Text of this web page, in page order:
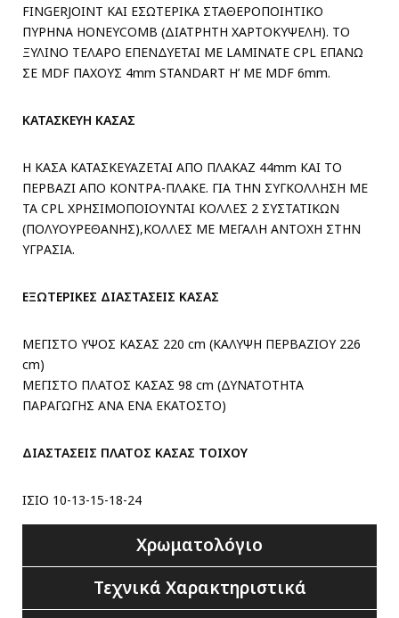
FINGERJOINT ΚΑΙ ΕΣΩΤΕΡΙΚΑ ΣΤΑΘΕΡΟΠΟΙΗΤΙΚΟ
ΠΥΡΗΝΑ HONEYCOMB (ΔΙΑΤΡΗΤΗ ΧΑΡΤΟΚΥΨΕΛΗ). ΤΟ
ΞΥΛΙΝΟ ΤΕΛΑΡΟ ΕΠΕΝΔΥΕΤΑΙ ΜΕ LAMINATE CPL ΕΠΑΝΩ
ΣΕ MDF ΠΑΧΟΥΣ 4mm STANDART H’ ME MDF 6mm.
ΚΑΤΑΣΚΕΥΗ ΚΑΣΑΣ
Η ΚΑΣΑ ΚΑΤΑΣΚΕΥΑΖΕΤΑΙ ΑΠΟ ΠΛΑΚΑΖ 44mm ΚΑΙ ΤΟ
ΠΕΡΒΑΖΙ ΑΠΟ ΚΟΝΤΡΑ-ΠΛΑΚΕ. ΓΙΑ ΤΗΝ ΣΥΓΚΟΛΛΗΣΗ ΜΕ
ΤΑ CPL ΧΡΗΣΙΜΟΠΟΙΟΥΝΤΑΙ ΚΟΛΛΕΣ 2 ΣΥΣΤΑΤΙΚΩΝ
(ΠΟΛΥΟΥΡΕΘΑΝΗΣ),ΚΟΛΛΕΣ ΜΕ ΜΕΓΑΛΗ ΑΝΤΟΧΗ ΣΤΗΝ
ΥΓΡΑΣΙΑ.
ΕΞΩΤΕΡΙΚΕΣ ΔΙΑΣΤΑΣΕΙΣ ΚΑΣΑΣ
ΜΕΓΙΣΤΟ ΥΨΟΣ ΚΑΣΑΣ 220 cm (ΚΑΛΥΨΗ ΠΕΡΒΑΖΙΟΥ 226
cm)
ΜΕΓΙΣΤΟ ΠΛΑΤΟΣ ΚΑΣΑΣ 98 cm (ΔΥΝΑΤΟΤΗΤΑ
ΠΑΡΑΓΩΓΗΣ ΑΝΑ ΕΝΑ ΕΚΑΤΟΣΤΟ)
ΔΙΑΣΤΑΣΕΙΣ ΠΛΑΤΟΣ ΚΑΣΑΣ ΤΟΙΧΟΥ
ΙΣΙΟ 10-13-15-18-24
Χρωματολόγιο
Τεχνικά Χαρακτηριστικά